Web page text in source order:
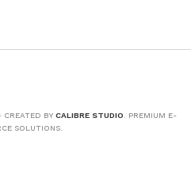
BY CALIBRE STUDIO . PREMIUM E-
SOLUTIONS.